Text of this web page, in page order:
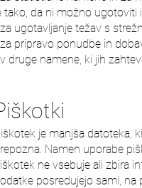
tako, da ni možno ugotoviti
ugotavljanje težav s
pripravo ponudbe in
druge namene, ki jih
je manjša datoteka,
Namen uporabe
ne vsebuje ali zbira
posredujejo sami, na